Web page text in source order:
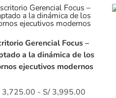
Gerencial Focus –
a la dinámica de los
ejecutivos modernos
3,725.00 - S/3,995.00